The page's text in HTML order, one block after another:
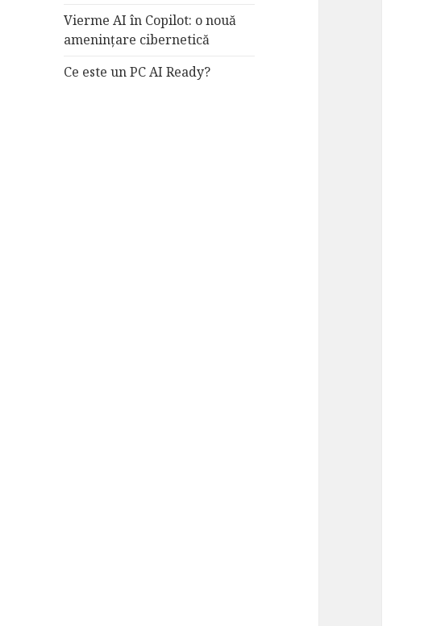
Vierme AI în Copilot: o nouă
amenințare cibernetică
Ce este un PC AI Ready?